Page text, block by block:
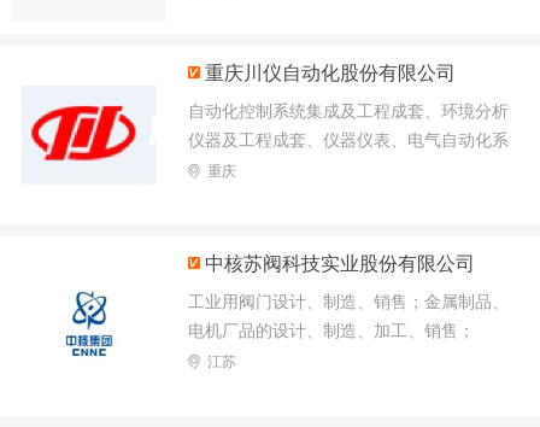
重庆川仪自动化股份有限公司
自动化控制系统集成及工程成套、环境分析
仪器及工程成套、仪器仪表、电气自动化系
统及装置、高低压电气设备、自动化仪器仪
配件的设计、制造、销售及其技术咨询服务
重庆
中核苏阀科技实业股份有限公司
工业用阀门设计、制造、销售；金属制品、
电机厂品的设计、制造、加工、销售；
江苏